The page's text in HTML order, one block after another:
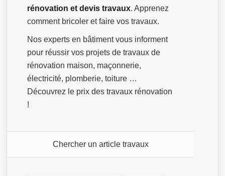
rénovation et devis travaux. Apprenez
comment bricoler et faire vos travaux.
Nos experts en bâtiment vous informent
pour réussir vos projets de travaux de
rénovation maison, maçonnerie,
électricité, plomberie, toiture …
Découvrez le prix des travaux rénovation
!
Chercher un article travaux